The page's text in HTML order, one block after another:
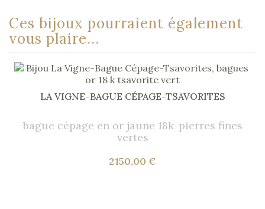
Ces bijoux pourraient également
vous plaire...
LA VIGNE-BAGUE CÉPAGE-TSAVORITES
bague cépage en or jaune 18k-pierres fines
vertes
2 150,00 €